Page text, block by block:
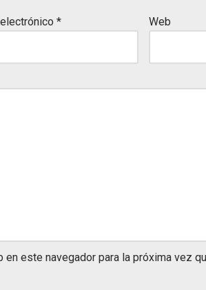
* Web
este navegador para la próxima vez